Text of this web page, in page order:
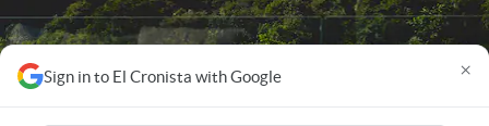
Sign in to El Cronista with Google ×